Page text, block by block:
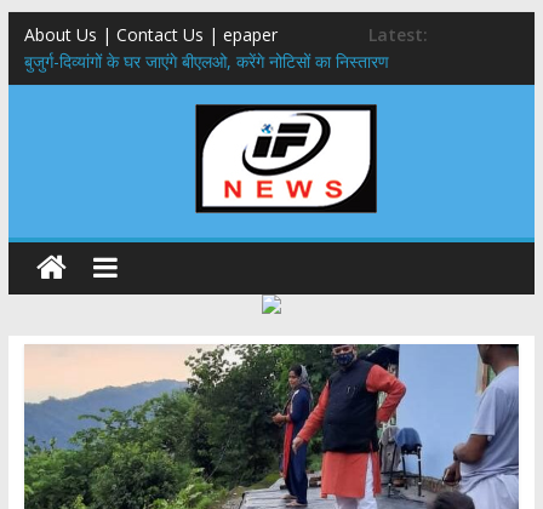
About Us | Contact Us | epaper
Latest:
बुजुर्ग-दिव्यांगों के घर जाएंगे बीएलओ, करेंगे नोटिसों का निस्तारण
24×7 अलर्ट मोड में रहें अधिकारी-मुख्य सचिव मानसून-एसईओसी से मुख्य सचिव ने
की विस्तृत समीक्षा कहा-बंद सड़कों को शीघ्र खोला जाए, लोगों को न हो दिक्कत
459 करोड़ से एचएनबी गढ़वाल विश्वविद्यालय में अनुसंधान संरचना होगी सुदृढ,उच्च
शिक्षा मंत्री धन सिंह रावत ने नवनियुक्त केन्द्रीय शिक्षा मंत्री से की मुलाकात
मुख्यमंत्री से महानिदेशक एनसीसी ने की शिष्टाचार भेंट,उत्तराखण्ड में एनसीसी के
विस्तार एवं आधुनिक आधारभूत संरचना के विकास पर हुई महत्वपूर्ण चर्चा
एमडीडीए बोर्ड बैठक, देहरादून और मसूरी के विकास के लिए 25 बड़े प्रस्तावों को मिली
हरी झंडी